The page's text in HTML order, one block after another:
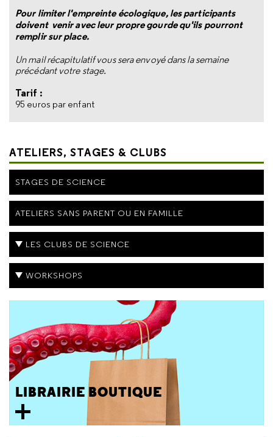
Pour limiter l'empreinte écologique, les participants
doivent venir avec leur propre gourde qu'ils pourront
remplir sur place.
Un mail récapitulatif vous sera envoyé dans la semaine
précédant votre stage.
Tarif :
95 euros par enfant
ATELIERS, STAGES & CLUBS
STAGES DE SCIENCE
ATELIERS SANS PARENT OU EN FAMILLE
LES CLUBS DE SCIENCE
WORKSHOPS
LIBRAIRIE BOUTIQUE